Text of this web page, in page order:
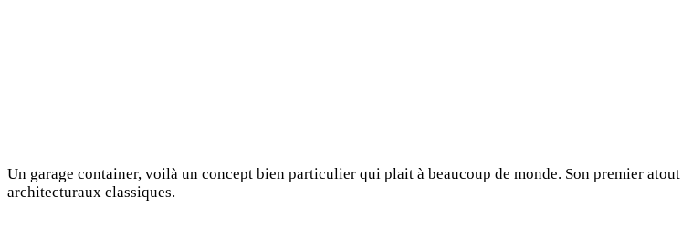
Un garage container, voilà un concept bien particulier qui plait à beaucoup de monde. Son premier
architecturaux classiques.